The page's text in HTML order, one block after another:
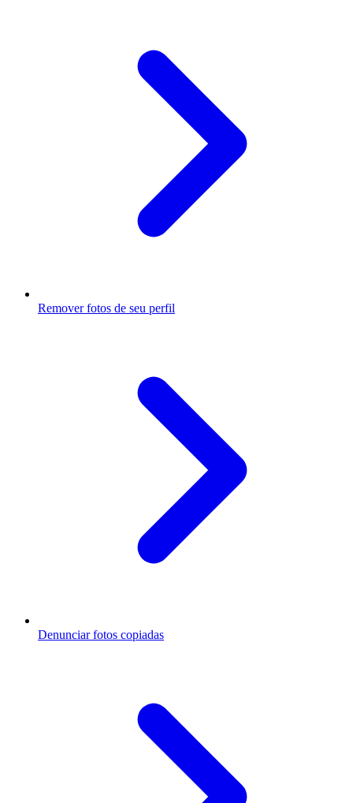
Remover fotos de seu perfil
Denunciar fotos copiadas